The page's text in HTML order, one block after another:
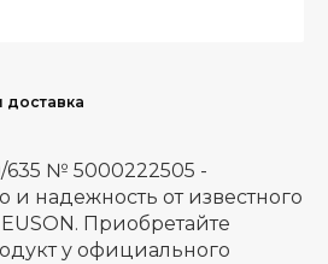
доставка
635 № 5000222505 -
и надежность от известного
Приобретайте
у официального